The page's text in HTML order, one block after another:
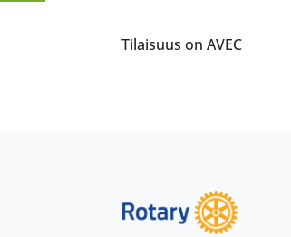
Tilaisuus on AVEC